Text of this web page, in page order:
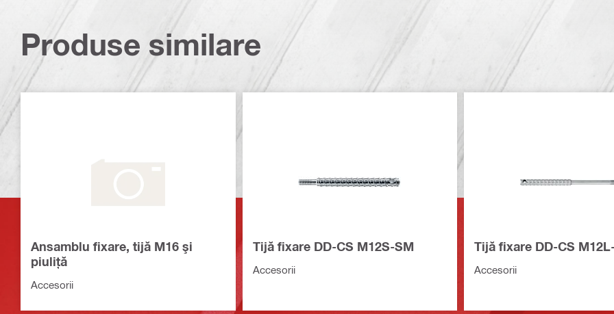
Produse similare
Ansamblu fixare, tijă M16 şi
piuliţă
Accesorii
Tijă fixare DD-CS M12S-SM
Accesorii
Tijă fixare DD-CS
Accesorii